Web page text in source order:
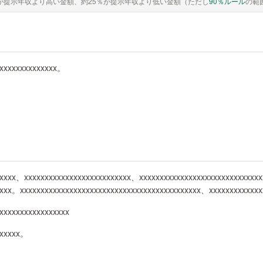
。
、xxxxxxxxxxxxxxxxxxxxxxxxxx、
。xxxxxxxxxxxxxxxxxxxxxxxxxxxxxxxxxxxxxxxxxxxx、
。